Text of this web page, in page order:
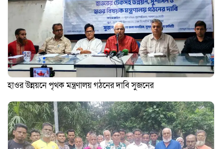
হাওর উন্নয়নে পৃথক মন্ত্রণালয় গঠনের দাবি সুজনের